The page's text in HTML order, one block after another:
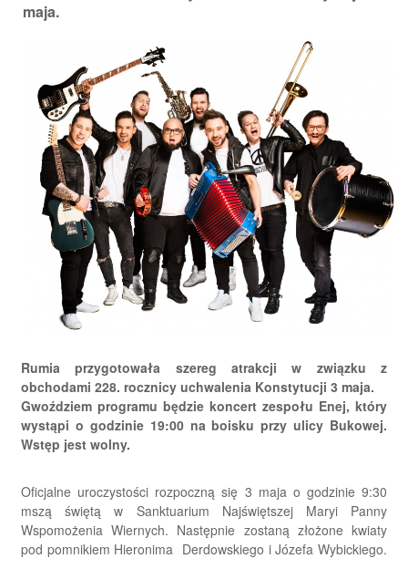
maja.
Rumia przygotowała szereg atrakcji w związku z
obchodami 228. rocznicy uchwalenia Konstytucji 3 maja.
Gwoździem programu będzie koncert zespołu Enej, który
wystąpi o godzinie 19:00 na boisku przy ulicy Bukowej.
Wstęp jest wolny.
Oficjalne uroczystości rozpoczną się 3 maja o godzinie 9:30
mszą świętą w Sanktuarium Najświętszej Maryi Panny
Wspomożenia Wiernych. Następnie zostaną złożone kwiaty
pod pomnikiem Hieronima Derdowskiego i Józefa Wybickiego.